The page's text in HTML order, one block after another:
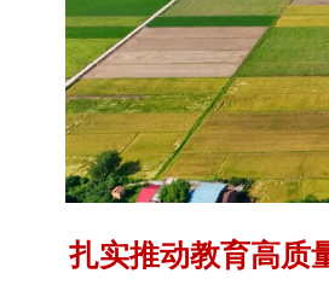
扎实推动教育高质